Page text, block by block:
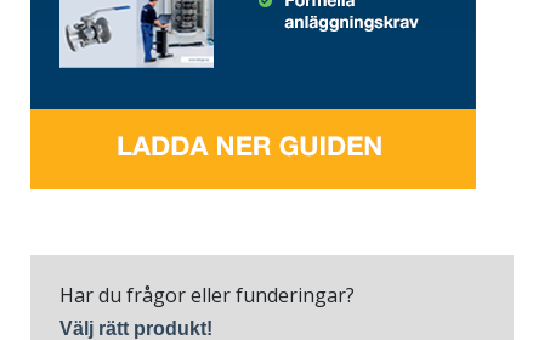
Har du frågor eller funderingar?